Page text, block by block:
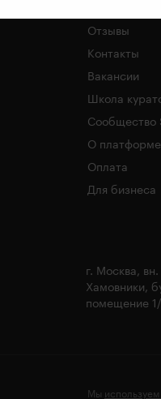
Отзывы
Контакты
Вакансии
Школа
Сообщество
О платформе
Оплата
Для бизнеса
г. Москва,
Хамовники,
помещение
Мы